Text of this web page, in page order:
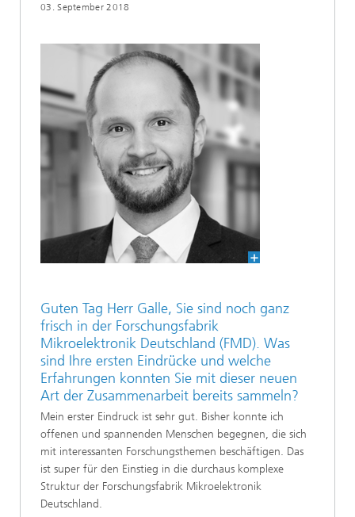
03. September 2018
Guten Tag Herr Galle, Sie sind noch ganz
frisch in der Forschungsfabrik
Mikroelektronik Deutschland (FMD). Was
sind Ihre ersten Eindrücke und welche
Erfahrungen konnten Sie mit dieser neuen
Art der Zusammenarbeit bereits sammeln?
Mein erster Eindruck ist sehr gut. Bisher konnte ich
offenen und spannenden Menschen begegnen, die sich
mit interessanten Forschungsthemen beschäftigen. Das
ist super für den Einstieg in die durchaus komplexe
Struktur der Forschungsfabrik Mikroelektronik
Deutschland.